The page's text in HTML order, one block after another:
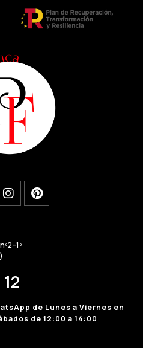
1º
de Lunes a Viernes en
de 12:00 a 14:00